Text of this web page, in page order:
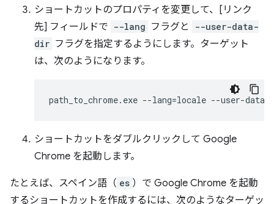
ショートカットのプロパティを変更して、[リンク
先] フィールドで --lang フラグと
--user-data-
dir フラグを指定するようにします。ターゲット
は、次のようになります。
ショートカットをダブルクリックして Google
Chrome を起動します。
たとえば、スペイン語（ es ）で Google Chrome を起動
するショートカットを作成するには、次のようなターゲッ